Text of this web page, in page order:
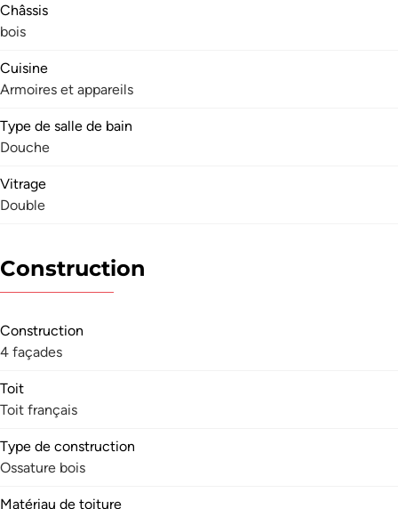
Châssis
bois
Cuisine
Armoires et appareils
Type de salle de bain
Douche
Vitrage
Double
Construction
Construction
4 façades
Toit
Toit français
Type de construction
Ossature bois
Matériau de toiture